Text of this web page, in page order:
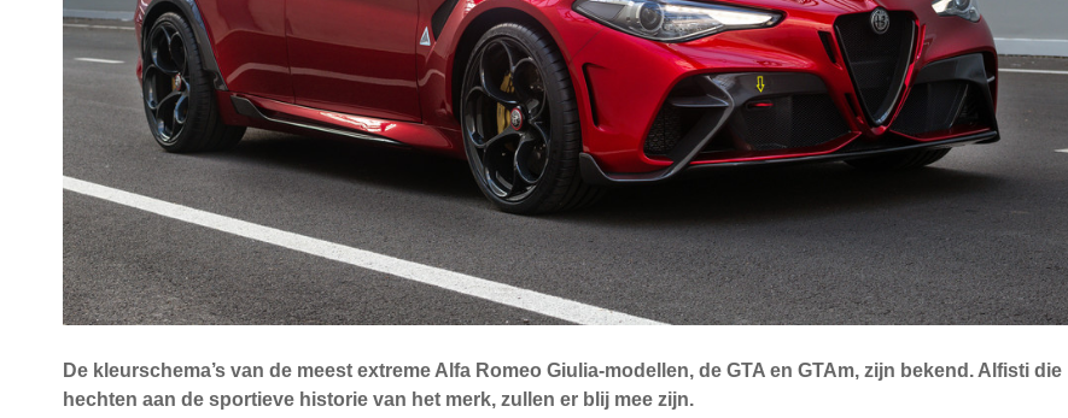
De kleurschema’s van de meest extreme Alfa Romeo Giulia-modellen, de GTA en GTAm, zijn bekend. Alfisti die
hechten aan de sportieve historie van het merk, zullen er blij mee zijn.